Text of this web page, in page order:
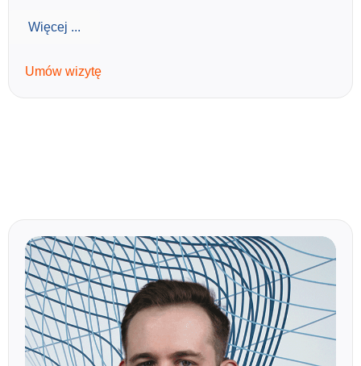
Więcej ...
Umów wizytę